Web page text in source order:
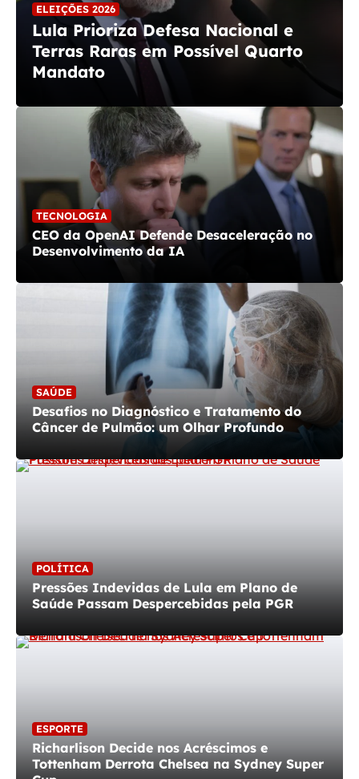
SAÚDE
Michelle Bolsonaro Deixa Hospital
Após Tratamento de Saúde em
Brasília
TECNOLOGIA
CEO da OpenAI Defende Desaceleração no
Desenvolvimento da IA
SAÚDE
Desafios no Diagnóstico e Tratamento do
Câncer de Pulmão: um Olhar Profundo
POLÍTICA
Pressões Indevidas de Lula em Plano de
Saúde Passam Despercebidas pela PGR
ESPORTE
Richarlison Decide nos Acréscimos e
Tottenham Derrota Chelsea na Sydney Super